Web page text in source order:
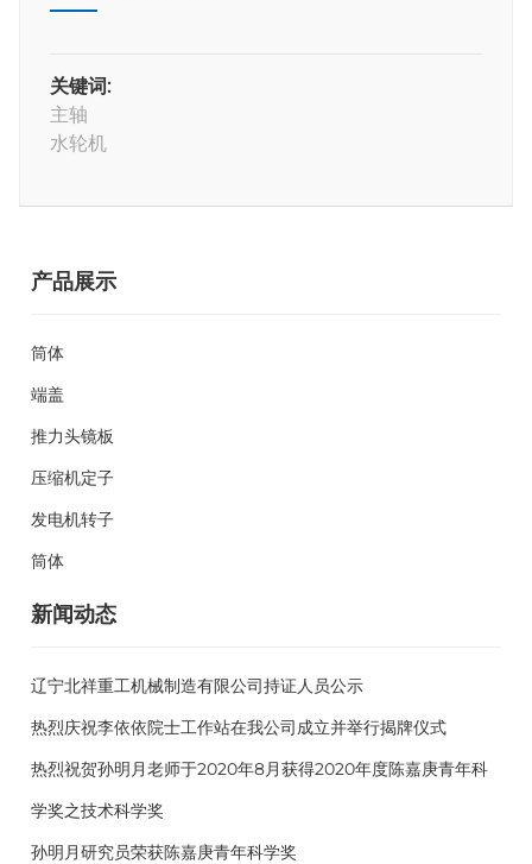
关键词:
主轴
水轮机
产品展示
筒体
端盖
推力头镜板
压缩机定子
发电机转子
筒体
新闻动态
辽宁北祥重工机械制造有限公司持证人员公示
热烈庆祝李依依院士工作站在我公司成立并举行揭牌仪式
热烈祝贺孙明月老师于2020年8月获得2020年度陈嘉庚青年科
学奖之技术科学奖
孙明月研究员荣获陈嘉庚青年科学奖